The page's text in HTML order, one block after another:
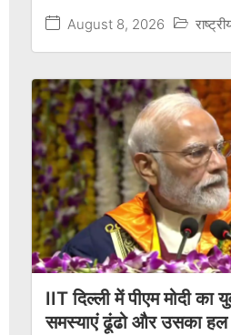
August 8, 2026
IIT दिल्ली में पीएम मोदी
समस्याएं ढूंढो और उसका हल